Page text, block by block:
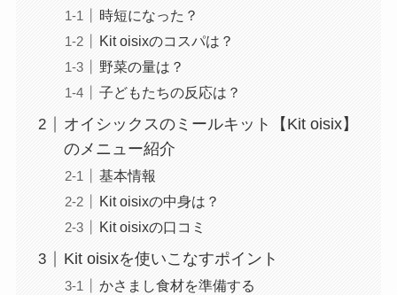
時短になった？
Kit oisixのコスパは？
野菜の量は？
子どもたちの反応は？
オイシックスのミールキット【Kit oisix】
のメニュー紹介
基本情報
Kit oisixの中身は？
Kit oisixの口コミ
Kit oisixを使いこなすポイント
かさまし食材を準備する